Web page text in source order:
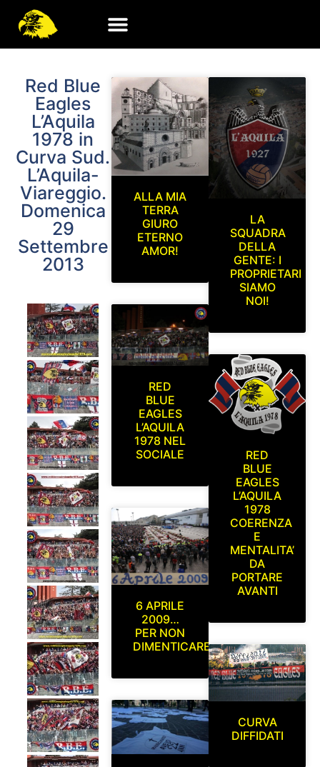
Red Blue
Eagles
L’Aquila
1978 in
Curva Sud.
L’Aquila-
Viareggio.
Domenica
29
Settembre
2013
ALLA MIA
TERRA
GIURO
ETERNO
AMOR!
RED
BLUE
EAGLES
L’AQUILA
1978 NEL
SOCIALE
6 APRILE
2009…
PER NON
DIMENTICARE
LA
SQUADRA
DELLA
GENTE: I
PROPRIETARI
SIAMO
NOI!
RED
BLUE
EAGLES
L’AQUILA
1978
COERENZA
E
MENTALITA’
DA
PORTARE
AVANTI
CURVA
DIFFIDATI